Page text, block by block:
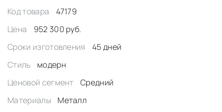
Код товара
47179
Цена
952 300 руб.
Сроки изготовления
45 дней
Стиль
модерн
Ценовой сегмент
Средний
Материалы
Металл